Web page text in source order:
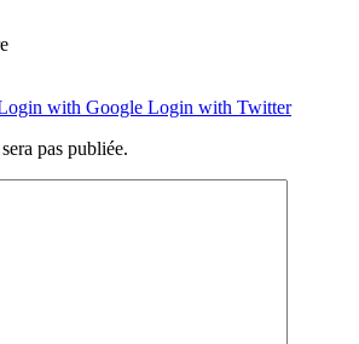
with Google Login with Twitter
pas publiée.